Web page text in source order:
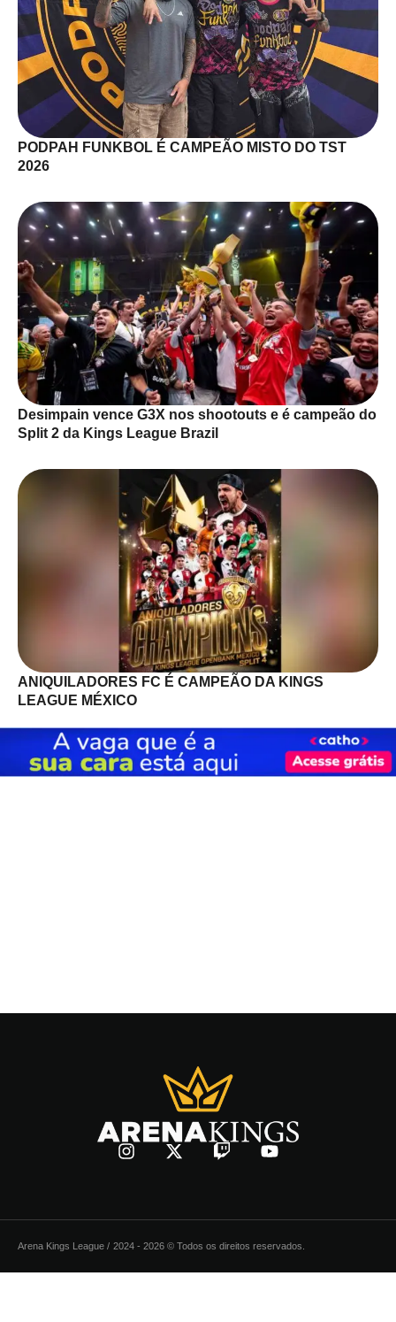
PODPAH FUNKBOL É CAMPEÃO MISTO DO TST
2026
Desimpain vence G3X nos shootouts e é campeão do
Split 2 da Kings League Brazil
ANIQUILADORES FC É CAMPEÃO DA KINGS
LEAGUE MÉXICO
Arena Kings League / 2024 - 2026 © Todos os direitos reservados.